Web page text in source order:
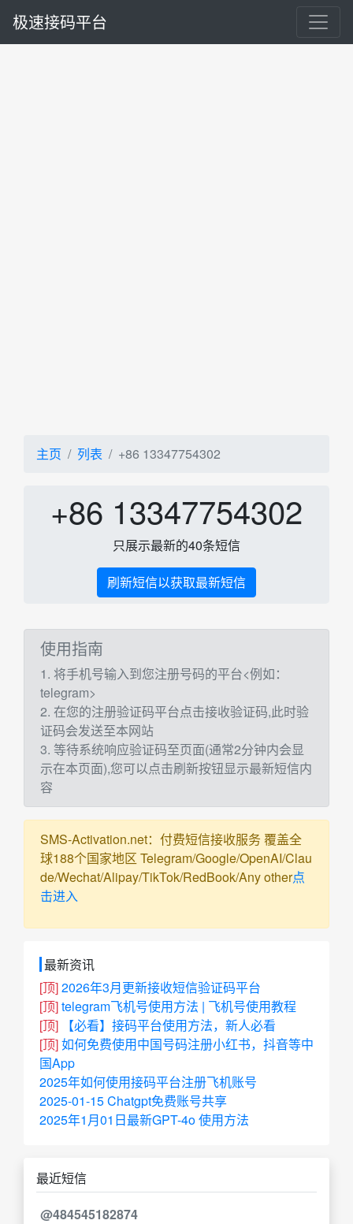
极速接码平台
主页 列表 +86 13347754302
+86 13347754302
只展示最新的40条短信
刷新短信以获取最新短信
使用指南
1. 将手机号输入到您注册号码的平台<例如：
telegram>
2. 在您的注册验证码平台点击接收验证码,此时验
证码会发送至本网站
3. 等待系统响应验证码至页面(通常2分钟内会显
示在本页面),您可以点击刷新按钮显示最新短信内
容
SMS-Activation.net：付费短信接收服务 覆盖全
球188个国家地区 Telegram/Google/OpenAI/Clau
de/Wechat/Alipay/TikTok/RedBook/Any other点
击进入
最新资讯
[顶]2026年3月更新接收短信验证码平台
[顶]telegram飞机号使用方法 | 飞机号使用教程
[顶]
【必看】接码平台使用方法，新人必看
[顶]如何免费使用中国号码注册小红书，抖音等中
国App
2025年如何使用接码平台注册飞机账号
2025-01-15 Chatgpt免费账号共享
2025年1月01日最新GPT-4o 使用方法
最近短信
@484545182874